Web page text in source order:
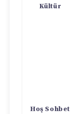
Kültür
Hoş Sohbet